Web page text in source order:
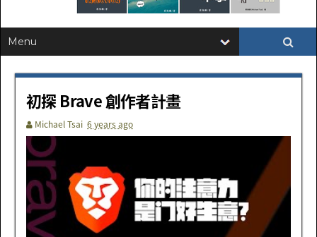
初探 Brave 創作者計畫
Michael Tsai 6 years ago